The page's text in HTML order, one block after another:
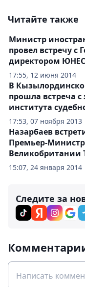
Читайте также
17:55, 12 июня 2014
Министр
провел встречу с
директором
17:53, 07 ноября 2013
В
прошла встреча с
института
15:07, 24 января 2014
Назарбаев
Премьер-
Великобритании
Следите за